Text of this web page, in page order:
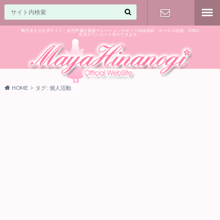
雛乃木まや公式サイト。女性声優の動画ナレーションやボイス収録依頼・ボーカル依頼、UTAU
音源ダウンロード等ができます。
気軽に♪
HOME タグ : 個人活動